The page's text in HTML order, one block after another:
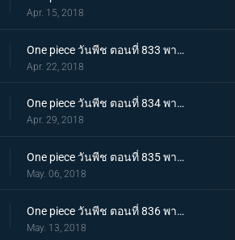
Apr. 15, 2018
One piece วันพีช ตอนที่ 833 พากย์ไทย คืนจอกเหล้าสาบาน การชดใช้ของลูกผู้ชายจินเบ
Apr. 22, 2018
One piece วันพีช ตอนที่ 834 พากย์ไทย แผนการล้มเหลว ? การโต้กลับของกลุ่มโจรสลัดบิ๊กมัม
Apr. 29, 2018
One piece วันพีช ตอนที่ 835 พากย์ไทย วิ่งไปเลยซันจิ SOS! เจอร์ม่า 66
May. 06, 2018
One piece วันพีช ตอนที่ 836 พากย์ไทย ความลับของมัม เอลบัฟและสัตว์ประหลาดตัวน้อย
May. 13, 2018